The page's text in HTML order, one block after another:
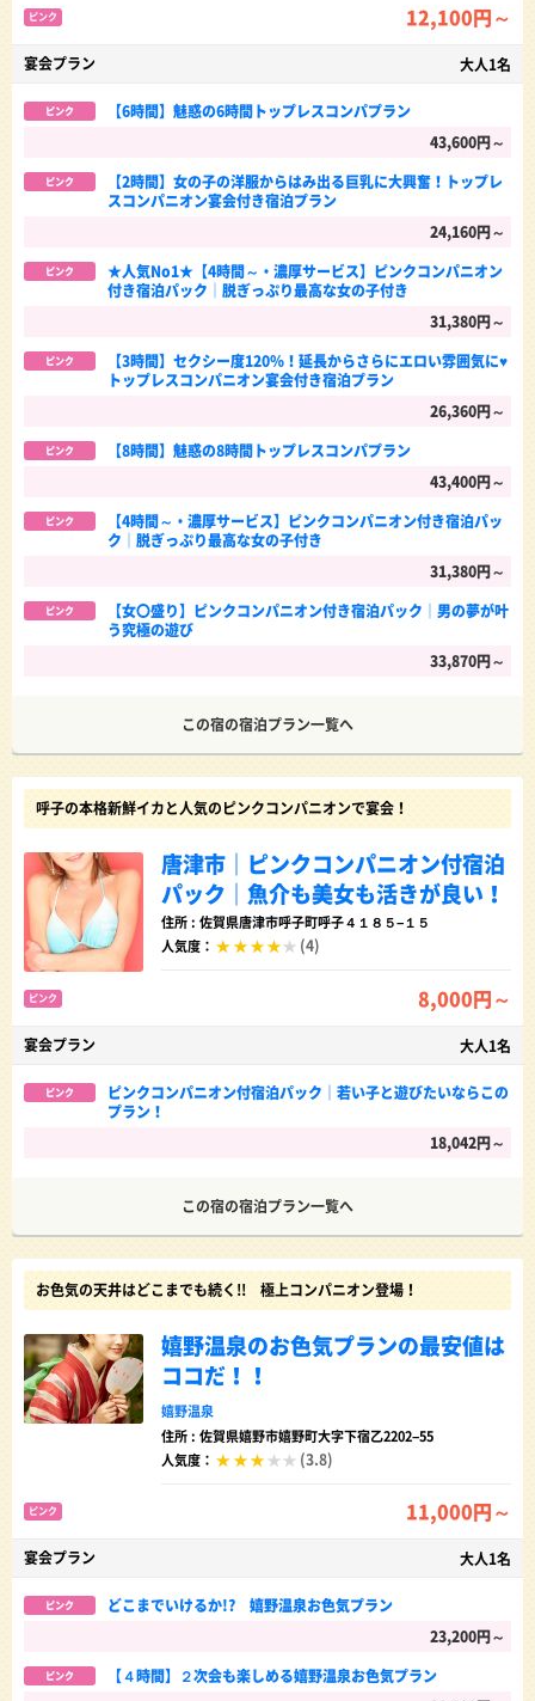
ピンク 12,100円～
宴会プラン 大人1名
ピンク
【6時間】魅惑の6時間トップレスコンパプラン
43,600円～
ピンク
【2時間】女の子の洋服からはみ出る巨乳に大興奮！トップレ
スコンパニオン宴会付き宿泊プラン
24,160円～
ピンク
★人気No1★【4時間～・濃厚サービス】ピンクコンパニオン
付き宿泊パック│脱ぎっぷり最高な女の子付き
31,380円～
ピンク
【3時間】セクシー度120％！延長からさらにエロい雰囲気に♥
トップレスコンパニオン宴会付き宿泊プラン
26,360円～
ピンク
【8時間】魅惑の8時間トップレスコンパプラン
43,400円～
ピンク
【4時間～・濃厚サービス】ピンクコンパニオン付き宿泊パッ
ク│脱ぎっぷり最高な女の子付き
31,380円～
ピンク
【女〇盛り】ピンクコンパニオン付き宿泊パック│男の夢が叶
う究極の遊び
33,870円～
この宿の宿泊プラン一覧へ
呼子の本格新鮮イカと人気のピンクコンパニオンで宴会！
唐津市｜ピンクコンパニオン付宿泊
パック｜魚介も美女も活きが良い！
住所 : 佐賀県唐津市呼子町呼子４１８５−１５
人気度：
(4)
ピンク 8,000円～
宴会プラン 大人1名
ピンク
ピンクコンパニオン付宿泊パック｜若い子と遊びたいならこの
プラン！
18,042円～
この宿の宿泊プラン一覧へ
お色気の天井はどこまでも続く!! 極上コンパニオン登場！
嬉野温泉のお色気プランの最安値は
ココだ！！
嬉野温泉
住所 : 佐賀県嬉野市嬉野町大字下宿乙2202−55
人気度：
(3.8)
ピンク 11,000円～
宴会プラン 大人1名
ピンク
どこまでいけるか!? 嬉野温泉お色気プラン
23,200円～
ピンク
【４時間】２次会も楽しめる嬉野温泉お色気プラン